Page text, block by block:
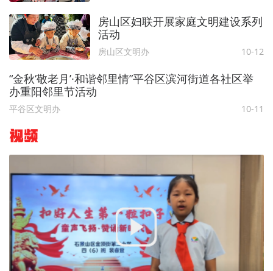
房山区妇联开展家庭文明建设系列
活动
房山区文明办 10-12
“金秋‘敬老月’·和谐邻里情”平谷区滨河街道各社区举
办重阳邻里节活动
平谷区文明办 10-11
视频